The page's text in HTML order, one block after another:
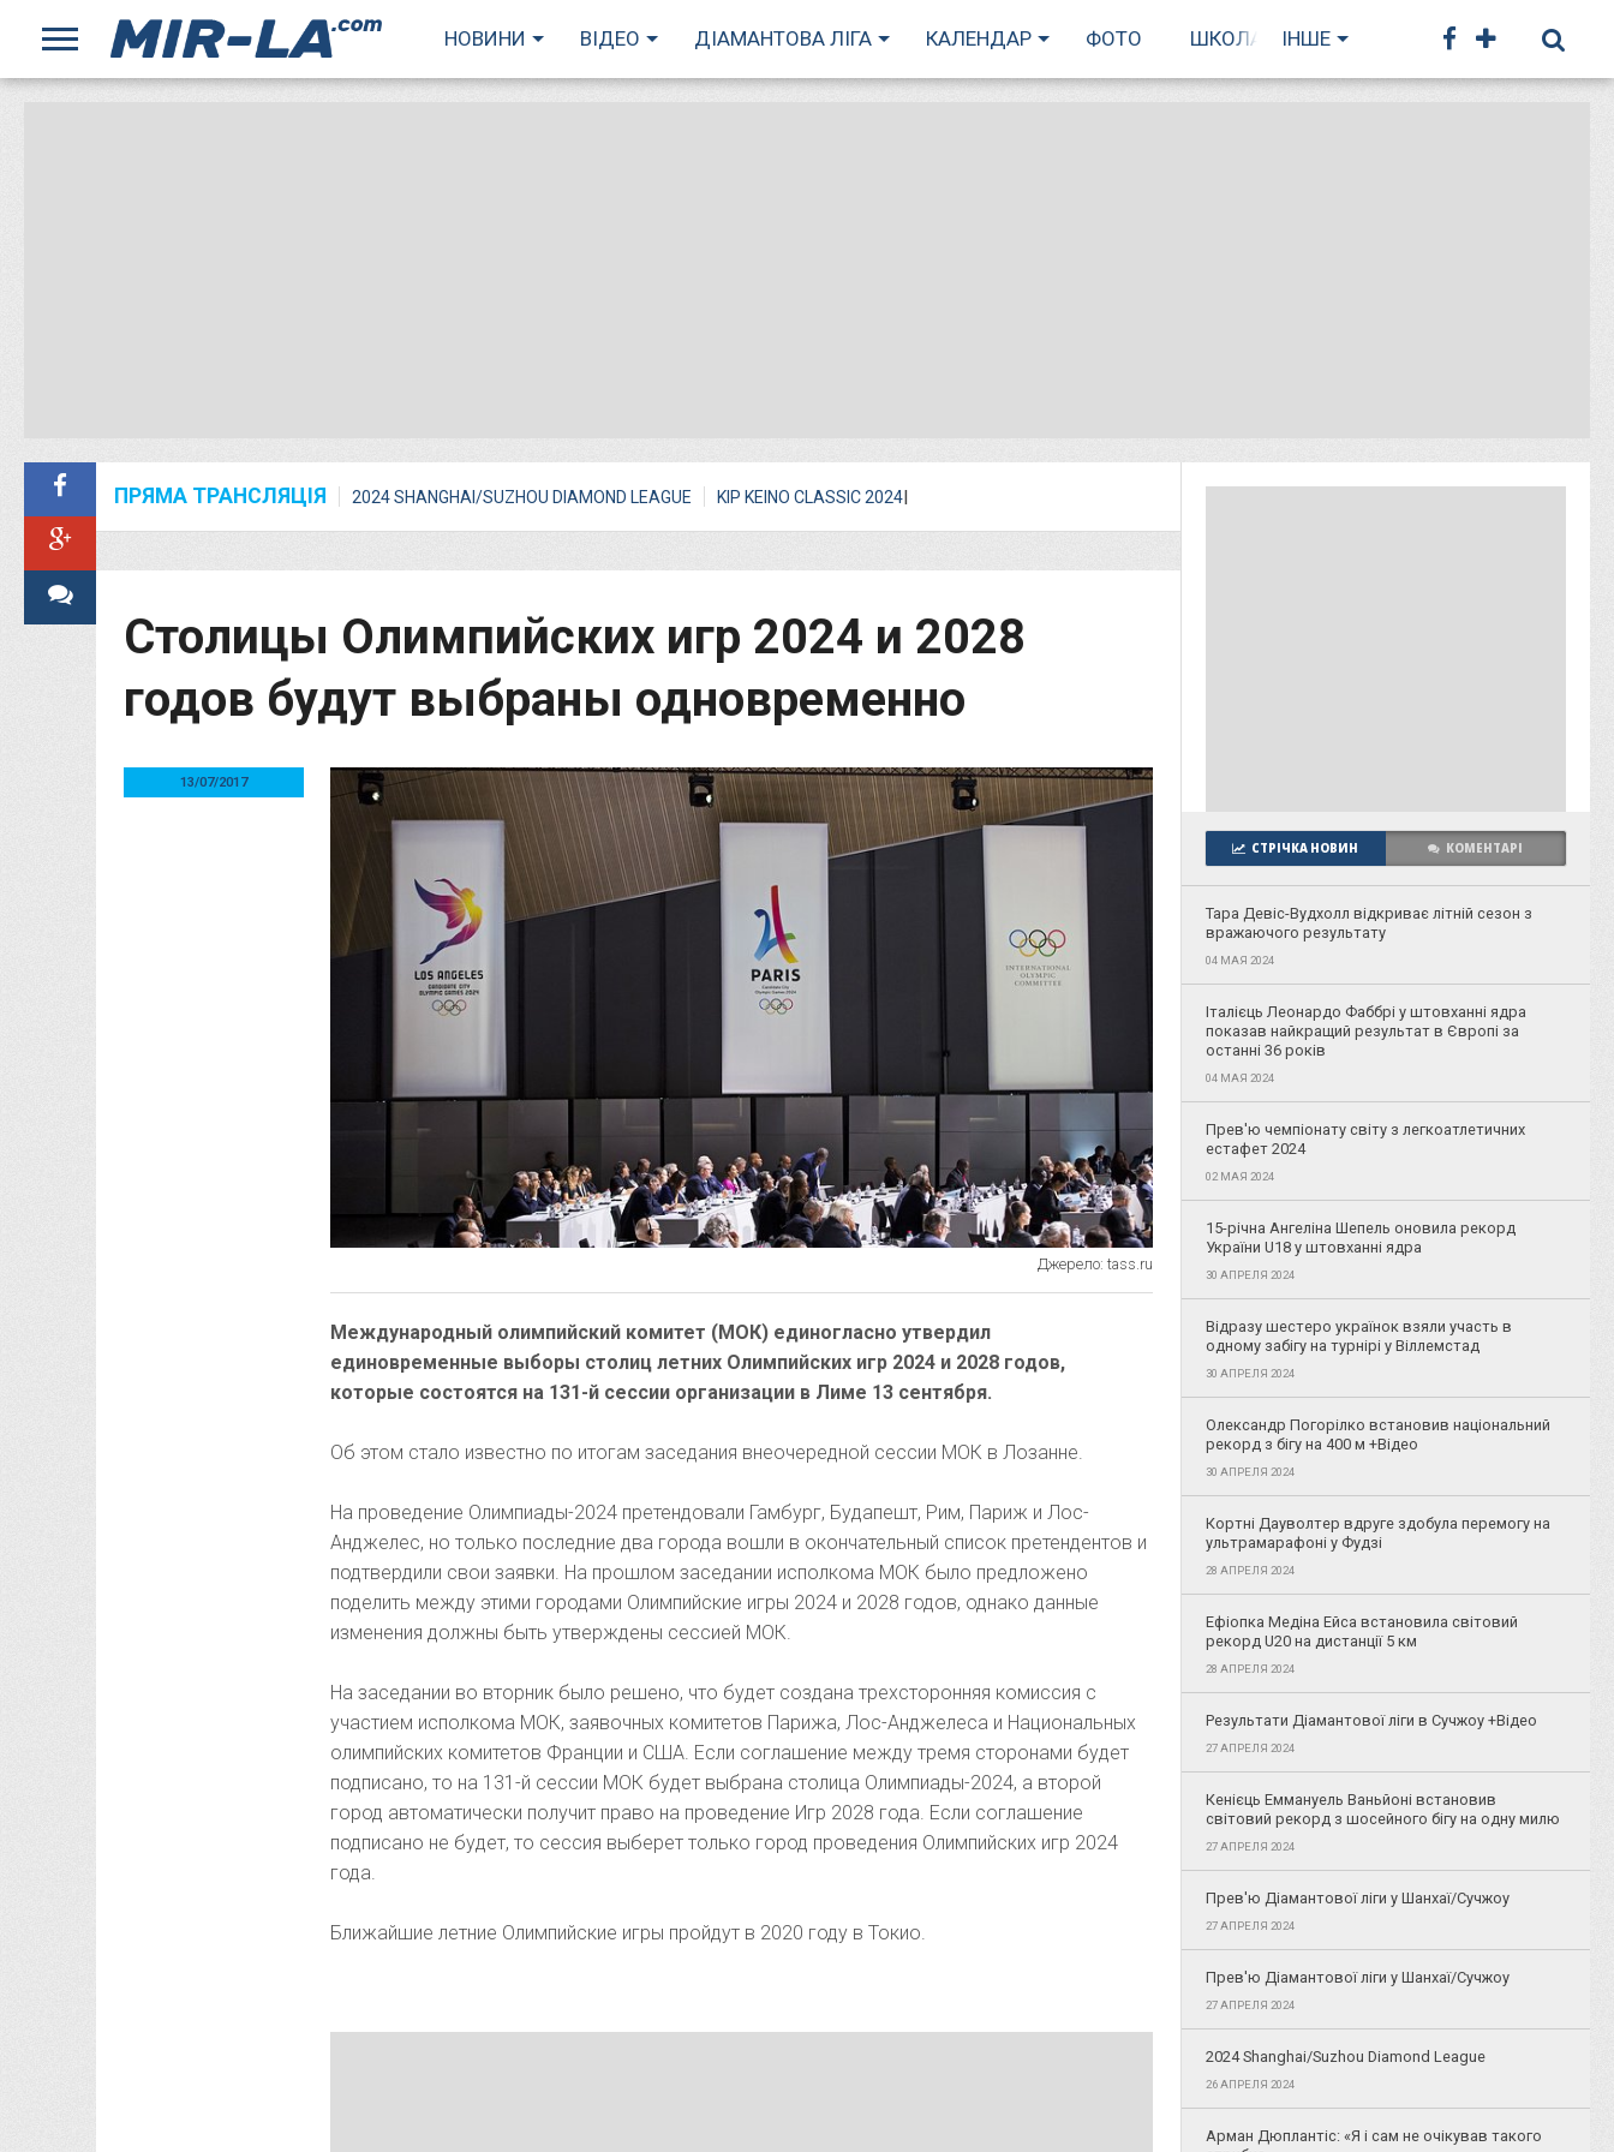
НОВИНИ ВІДЕО ДІАМАНТОВА ЛІГА КАЛЕНДАР ФОТО ШКОЛА БІГУ
ІНШЕ
ПРЯМА ТРАНСЛЯЦІЯ 2024 SHANGHAI/SUZHOU DIAMOND LEAGUE I
KIP KEINO CLASSIC 2024
Столицы Олимпийских игр 2024 и 2028
годов будут выбраны одновременно
Джерело: tass.ru
Международный олимпийский комитет (МОК) единогласно утвердил
единовременные выборы столиц летних Олимпийских игр 2024 и 2028 годов,
которые состоятся на 131-й сессии организации в Лиме 13 сентября.
Об этом стало известно по итогам заседания внеочередной сессии МОК в Лозанне.
На проведение Олимпиады-2024 претендовали Гамбург, Будапешт, Рим, Париж и Лос-
Анджелес, но только последние два города вошли в окончательный список претендентов и
подтвердили свои заявки. На прошлом заседании исполкома МОК было предложено
поделить между этими городами Олимпийские игры 2024 и 2028 годов, однако данные
изменения должны быть утверждены сессией МОК.
На заседании во вторник было решено, что будет создана трехсторонняя комиссия с
участием исполкома МОК, заявочных комитетов Парижа, Лос-Анджелеса и Национальных
олимпийских комитетов Франции и США. Если соглашение между тремя сторонами будет
подписано, то на 131-й сессии МОК будет выбрана столица Олимпиады-2024, а второй
город автоматически получит право на проведение Игр 2028 года. Если соглашение
подписано не будет, то сессия выберет только город проведения Олимпийских игр 2024
года.
Ближайшие летние Олимпийские игры пройдут в 2020 году в Токио.
13/07/2017
СТРІЧКА НОВИН КОМЕНТАРІ
Тара Девіс-Вудхолл відкриває літній сезон з
вражаючого результату
04 МАЯ 2024
Італієць Леонардо Фаббрі у штовханні ядра
показав найкращий результат в Європі за
останні 36 років
04 МАЯ 2024
Прев'ю чемпіонату світу з легкоатлетичних
естафет 2024
02 МАЯ 2024
15-річна Ангеліна Шепель оновила рекорд
України U18 у штовханні ядра
30 АПРЕЛЯ 2024
Відразу шестеро українок взяли участь в
одному забігу на турнірі у Віллемстад
30 АПРЕЛЯ 2024
Олександр Погорілко встановив національний
рекорд з бігу на 400 м +Відео
30 АПРЕЛЯ 2024
Кортні Дауволтер вдруге здобула перемогу на
ультрамарафоні у Фудзі
28 АПРЕЛЯ 2024
Ефіопка Медіна Ейса встановила світовий
рекорд U20 на дистанції 5 км
28 АПРЕЛЯ 2024
Результати Діамантової ліги в Сучжоу +Відео
27 АПРЕЛЯ 2024
Кенієць Еммануель Ваньйоні встановив
світовий рекорд з шосейного бігу на одну милю
27 АПРЕЛЯ 2024
Прев'ю Діамантової ліги у Шанхаї/Сучжоу
27 АПРЕЛЯ 2024
Прев'ю Діамантової ліги у Шанхаї/Сучжоу
27 АПРЕЛЯ 2024
2024 Shanghai/Suzhou Diamond League
26 АПРЕЛЯ 2024
Арман Дюплантіс: «Я і сам не очікував такого